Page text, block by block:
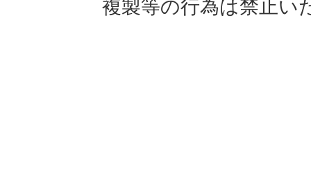
複製等の行為は禁止い